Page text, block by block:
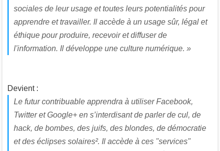
sociales de leur usage et toutes leurs potentialités pour
apprendre et travailler. Il accède à un usage sûr, légal et
éthique pour produire, recevoir et diffuser de
l'information. Il développe une culture numérique. »
Devient :
Le futur contribuable apprendra à utiliser Facebook,
Twitter et Google+ en s’interdisant de parler de cul, de
hack, de bombes, des juifs, des blondes, de démocratie
et des éclipses solaires². Il accède à ces "services"